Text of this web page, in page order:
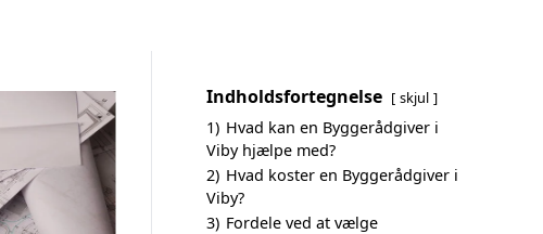
Indholdsfortegnelse skjul
1) Hvad kan en Byggerådgiver i
Viby hjælpe med?
2) Hvad koster en Byggerådgiver i
Viby?
3) Fordele ved at vælge